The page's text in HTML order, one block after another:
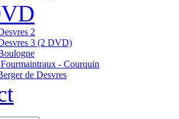
2
3 (2 DVD)
- Courquin
de Desvres